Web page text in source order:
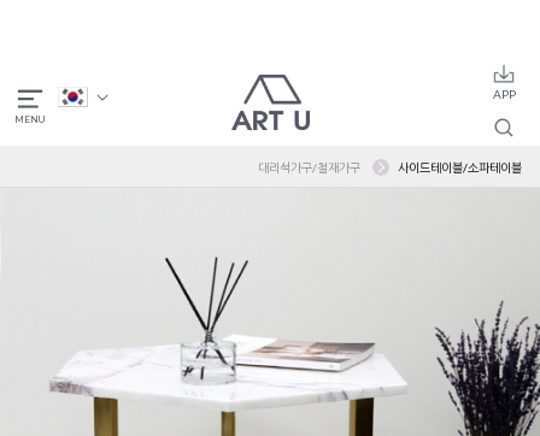
대리석가구/철재가구 사이드테이블/소파테이블